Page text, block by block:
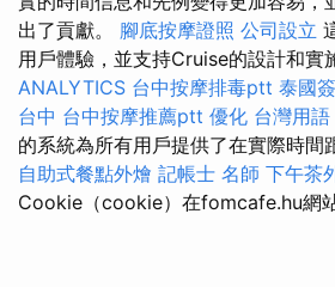
出了貢獻。 腳底按摩證照 公司設立
用戶體驗，並支持Cruise的設計和實
ANALYTICS 台中按摩排毒ptt 泰國
台中 台中按摩推薦ptt 優化 台灣用語
的系統為所有用戶提供了在實際時間
自助式餐點外燴 記帳士 名師 下午茶
Cookie（cookie）在fomcafe.hu網